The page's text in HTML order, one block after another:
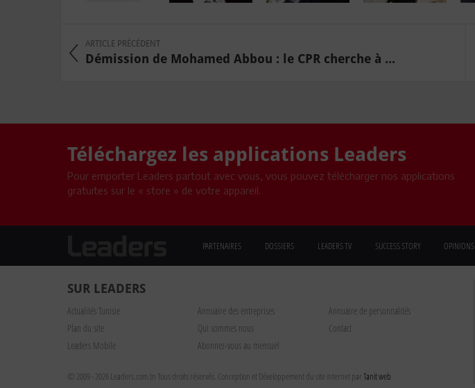
ARTICLE PRÉCÉDENT
Démission de Mohamed Abbou : le CPR cherche à ...
Téléchargez les applications Leaders
Pour emporter Leaders partout avec vous, vous pouvez télécharger nos applications
gratuites sur le « store » de votre appareil.
PARTENAIRES DOSSIERS LEADERS TV SUCCESS STORY OPINIONS
SUR LEADERS
Actualités Tunisie Annuaire des entreprises
Annuaire de personnalités
Plan du site
Qui sommes nous
Contact
Leaders Mobile
Abonnez-vous au mensuel
© 2009 - 2026 Leaders.com.tn Tous droits réservés. Conception et Développement du site internet parTanit web